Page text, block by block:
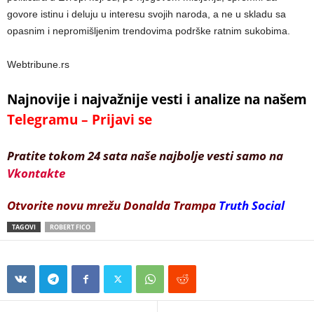
govore istinu i deluju u interesu svojih naroda, a ne u skladu sa
opasnim i nepromišljenim trendovima podrške ratnim sukobima.
Webtribune.rs
Najnovije i najvažnije vesti i analize na našem
Telegramu – Prijavi se
Pratite tokom 24 sata naše najbolje vesti samo na
Vkontakte
Otvorite novu mrežu Donalda Trampa Truth Social
TAGOVI ROBERT FICO